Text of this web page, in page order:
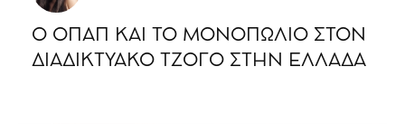
O ΟΠΑΠ ΚΑΙ ΤΟ ΜΟΝΟΠΩΛΙΟ ΣΤΟΝ
ΔΙΑΔΙΚΤΥΑΚΟ ΤΖΟΓΟ ΣΤΗΝ ΕΛΛΑΔΑ